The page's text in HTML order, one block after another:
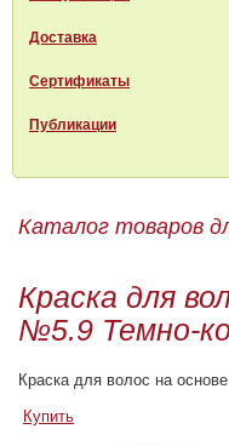
Доставка
Сертификаты
Публикации
Каталог товаров
Краска для
№5.9 Темно-
Краска для волос на
Купить